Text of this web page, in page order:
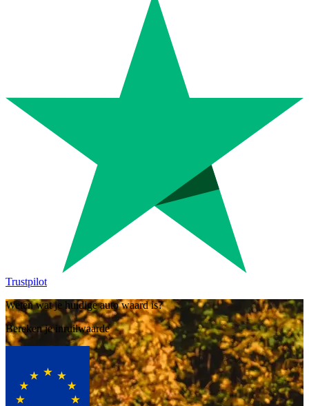
Trustpilot
Weten wat je huidige auto waard is?
Bereken je inruilwaarde